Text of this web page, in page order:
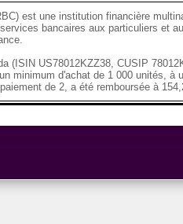
est une institution financière
bancaires aux particuliers et
(ISIN US78012KZZ38, CUSIP
minimum d'achat de 1 000 unités,
de 2, a été remboursée à